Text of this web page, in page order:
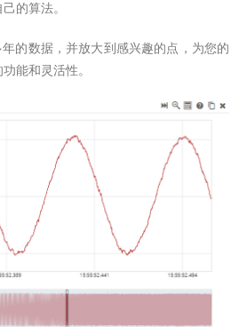
的算法。
的数据，并放大到感兴趣的点，为您的
能和灵活性。